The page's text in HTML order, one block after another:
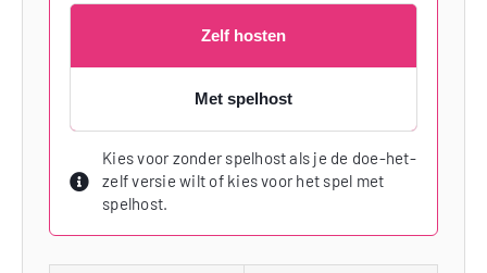
Zelf hosten
Met spelhost
Kies voor zonder spelhost als je de doe-het-
zelf versie wilt of kies voor het spel met
spelhost.